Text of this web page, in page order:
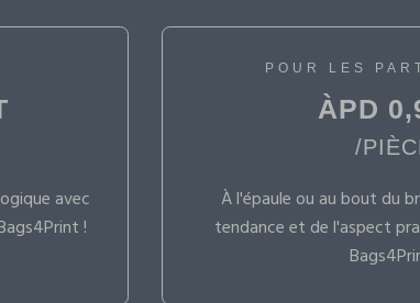
avec
!
POUR LES
ÀPD
/
À l'épaule ou au bout du
tendance et de l'aspect